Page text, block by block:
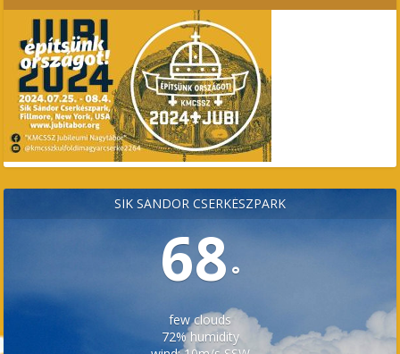
SÍK SÁNDOR CSERKÉSZPARK
68°
few clouds
72% humidity